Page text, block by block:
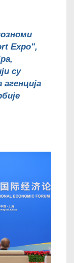
Expo",
су
агенција